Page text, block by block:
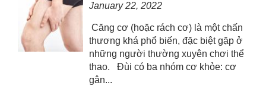
January 22, 2022
Căng cơ (hoặc rách cơ) là một chấn
thương khá phổ biến, đặc biệt gặp ở
những người thường xuyên chơi thể
thao. Đùi có ba nhóm cơ khỏe: cơ
gân...